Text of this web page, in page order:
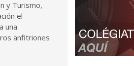
y Turismo,
el
una
anfitriones